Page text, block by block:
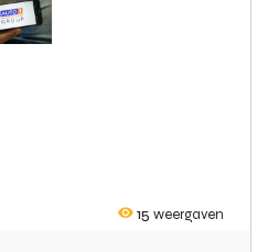
15 weergaven